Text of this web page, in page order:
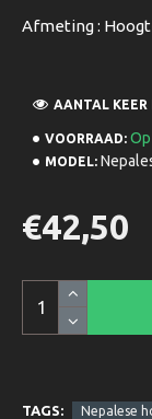
Afmeting :
VOORRAAD:
MODEL:
AANTAL KEER
€42,50
TAGS: Nepalese